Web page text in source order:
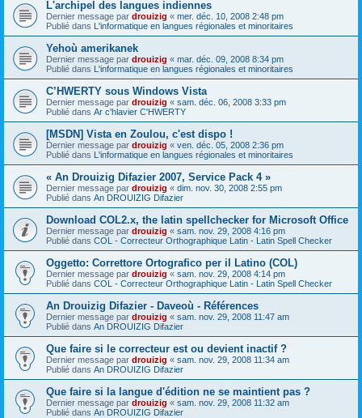
L'archipel des langues indiennes
Dernier message par drouizig « mer. déc. 10, 2008 2:48 pm
Publié dans L'informatique en langues régionales et minoritaires
Yehoù amerikanek
Dernier message par drouizig « mar. déc. 09, 2008 8:34 pm
Publié dans L'informatique en langues régionales et minoritaires
C’HWERTY sous Windows Vista
Dernier message par drouizig « sam. déc. 06, 2008 3:33 pm
Publié dans Ar c'hlavier C'HWERTY
[MSDN] Vista en Zoulou, c'est dispo !
Dernier message par drouizig « ven. déc. 05, 2008 2:36 pm
Publié dans L'informatique en langues régionales et minoritaires
« An Drouizig Difazier 2007, Service Pack 4 »
Dernier message par drouizig « dim. nov. 30, 2008 2:55 pm
Publié dans An DROUIZIG Difazier
Download COL2.x, the latin spellchecker for Microsoft Office
Dernier message par drouizig « sam. nov. 29, 2008 4:16 pm
Publié dans COL - Correcteur Orthographique Latin - Latin Spell Checker
Oggetto: Correttore Ortografico per il Latino (COL)
Dernier message par drouizig « sam. nov. 29, 2008 4:14 pm
Publié dans COL - Correcteur Orthographique Latin - Latin Spell Checker
An Drouizig Difazier - Daveoù - Références
Dernier message par drouizig « sam. nov. 29, 2008 11:47 am
Publié dans An DROUIZIG Difazier
Que faire si le correcteur est ou devient inactif ?
Dernier message par drouizig « sam. nov. 29, 2008 11:34 am
Publié dans An DROUIZIG Difazier
Que faire si la langue d'édition ne se maintient pas ?
Dernier message par drouizig « sam. nov. 29, 2008 11:32 am
Publié dans An DROUIZIG Difazier